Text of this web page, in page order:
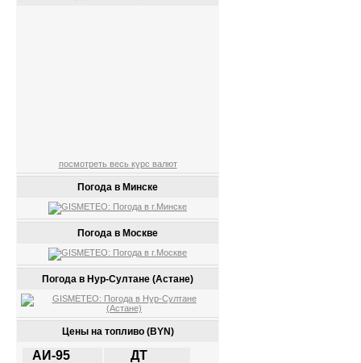
посмотреть весь курс валют
Погода в Минске
Погода в Москве
Погода в Нур-Султане (Астане)
Цены на топливо (BYN)
АИ-95 ДТ